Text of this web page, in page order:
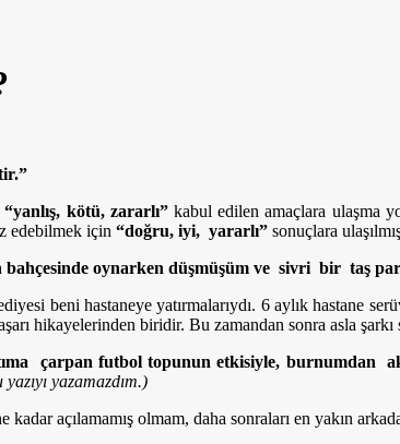
“yanlış, kötü, zararlı” kabul edilen amaçlara ulaşma
edebilmek için “doğru, iyi, yararlı” sonuçlara
oynarken düşmüşüm ve sivri bir taş
beni hastaneye yatırmalarıydı. 6 aylık hastane
hikayelerinden biridir. Bu zamandan sonra asla
çarpan futbol topunun etkisiyle, burnumdan
yazamazdım.)
açılamamış olmam, daha sonraları en yakın